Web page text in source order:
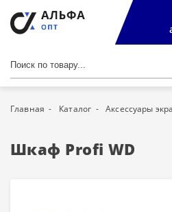
Главная Каталог Аксессуары
Шкаф Profi WD